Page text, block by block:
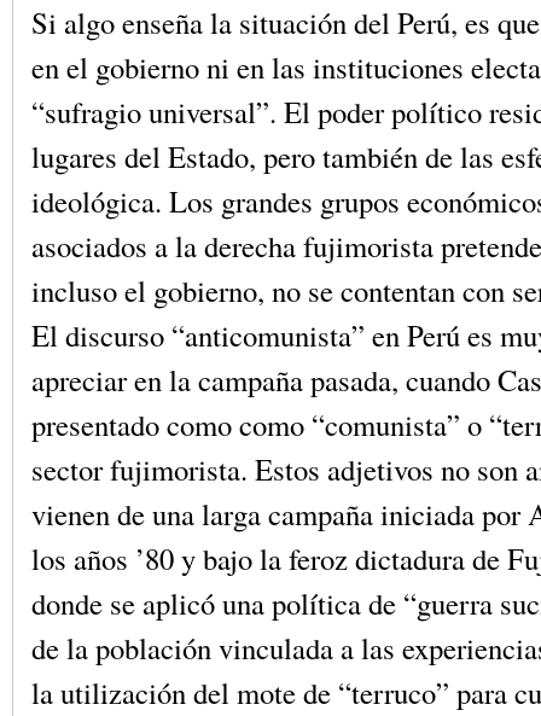
Si algo enseña la situación del Perú, es
en el gobierno ni en las instituciones
“sufragio universal”. El poder político
lugares del Estado, pero también de las
ideológica. Los grandes grupos
asociados a la derecha fujimorista
incluso el gobierno, no se contentan con
El discurso “anticomunista” en Perú es
apreciar en la campaña pasada, cuando
presentado como como “comunista” o
sector fujimorista. Estos adjetivos no son
vienen de una larga campaña iniciada por
los años ’80 y bajo la feroz dictadura de
donde se aplicó una política de “guerra
de la población vinculada a las
la utilización del mote de “terruco” para